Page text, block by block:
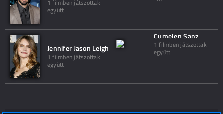
1 filmben játszottak
együtt
Jennifer Jason Leigh
1 filmben játszottak
együtt
Cumelen Sanz
1 filmben játszottak
együtt